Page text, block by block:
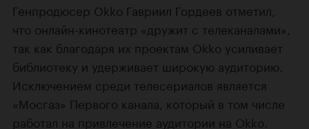
Генпродюсер Okko Гавриил Гордеев отметил,
что онлайн-кинотеатр «дружит с телеканалами»,
так как благодаря их проектам Okko усиливает
библиотеку и удерживает широкую аудиторию.
Исключением среди телесериалов является
«Мосгаз» Первого канала, который в том числе
работал на привлечение аудитории на Okko.